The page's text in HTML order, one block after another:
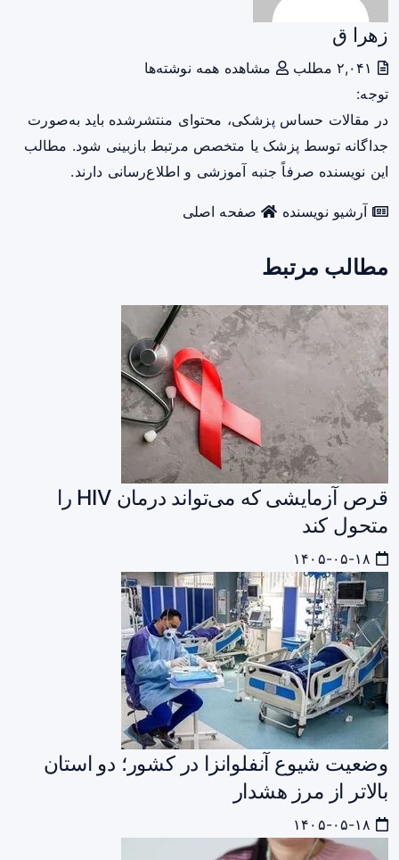
زهرا ق
مشاهده همه نوشته‌ها
توجه:
در مقالات حساس پزشکی، محتوای منتشرشده باید به‌صورت
جداگانه توسط پزشک یا متخصص مرتبط بازبینی شود. مطالب
این نویسنده صرفاً جنبه آموزشی و اطلاع‌رسانی دارند.
آرشیو نویسنده صفحه اصلی
مطالب مرتبط
قرص آزمایشی که می‌تواند درمان HIV را
متحول کند
وضعیت شیوع آنفلوانزا در کشور؛ دو استان
بالاتر از مرز هشدار